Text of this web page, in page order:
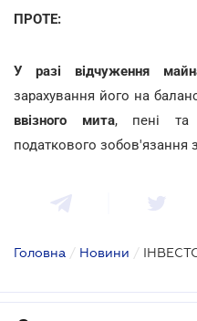
ПРОТЕ:
У разі відчуження
зарахування його на
ввізного мита, пені та
податкового зобов'язання
Головна / Новини /